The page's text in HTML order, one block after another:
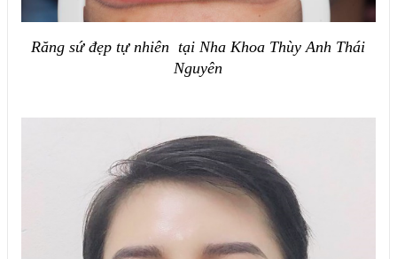
Răng sứ đẹp tự nhiên tại Nha Khoa Thùy Anh Thái
Nguyên